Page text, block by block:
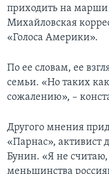
приходить на марши
Михайловская
«Голоса Америки».
По ее словам, ее
семьи. «Но таких
сожалению», –
Другого мнения
«Парнас», активист
Бунин. «Я не
меньшинства